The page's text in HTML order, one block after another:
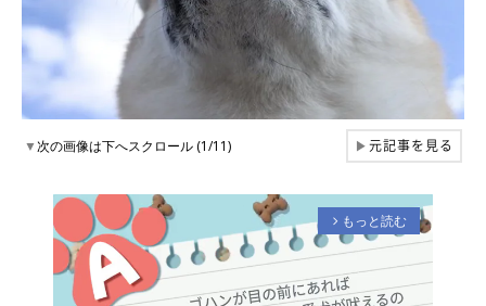
▼次の画像は下へスクロール (1/11) ▶元記事を見る
arrow_forward_ios もっと読む